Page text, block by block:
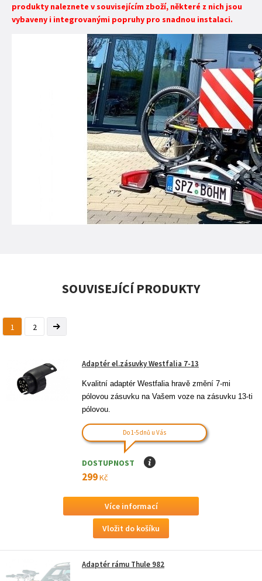
produkty naleznete v souvisejícím zboží, některé z nich jsou
vybaveny i integrovanými popruhy pro snadnou instalaci.
SOUVISEJÍCÍ PRODUKTY
1 2
Adaptér el.zásuvky Westfalia 7-13
Kvalitní adaptér Westfalia hravě změní 7-mi
pólovou zásuvku na Vašem voze na zásuvku 13-ti
pólovou.
Do 1-5 dnů u Vás
DOSTUPNOST I
299Kč
Více informací
Adaptér rámu Thule 982